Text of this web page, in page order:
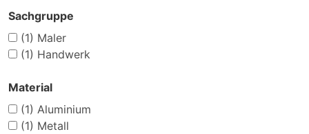
Sachgruppe
(1) Maler
(1) Handwerk
Material
(1) Aluminium
(1) Metall